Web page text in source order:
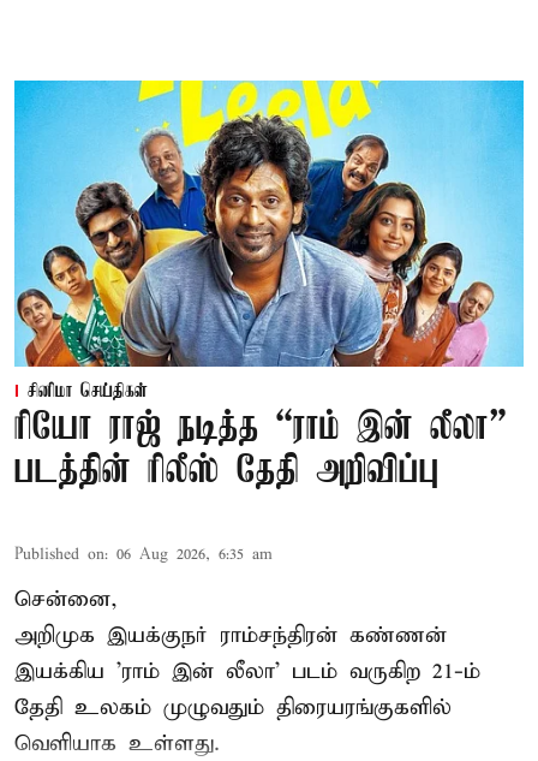
சினிமா செய்திகள்
ரியோ ராஜ் நடித்த “ராம் இன் லீலா”
படத்தின் ரிலீஸ் தேதி அறிவிப்பு
Published on: 06 Aug 2026, 6:35 am
சென்னை,
அறிமுக இயக்குநர் ராம்சந்திரன் கண்ணன்
இயக்கிய 'ராம் இன் லீலா' படம் வருகிற 21-ம்
தேதி உலகம் முழுவதும் திரையரங்குகளில்
வெளியாக உள்ளது.